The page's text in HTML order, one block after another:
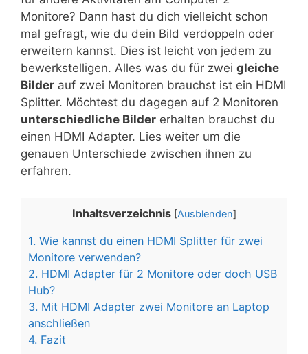
Monitore? Dann hast du dich vielleicht schon
mal gefragt, wie du dein Bild verdoppeln oder
erweitern kannst. Dies ist leicht von jedem zu
bewerkstelligen. Alles was du für zwei gleiche
Bilder auf zwei Monitoren brauchst ist ein HDMI
Splitter. Möchtest du dagegen auf 2 Monitoren
unterschiedliche Bilder erhalten brauchst du
einen HDMI Adapter. Lies weiter um die
genauen Unterschiede zwischen ihnen zu
erfahren.
Inhaltsverzeichnis [Ausblenden]
1. Wie kannst du einen HDMI Splitter für zwei
Monitore verwenden?
2. HDMI Adapter für 2 Monitore oder doch USB
Hub?
3. Mit HDMI Adapter zwei Monitore an Laptop
anschließen
4. Fazit